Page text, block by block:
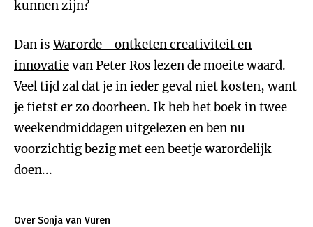
kunnen zijn?
Dan isWarorde - ontketen creativiteit en
innovatievan Peter Ros lezen de moeite waard.
Veel tijd zal dat je in ieder geval niet kosten, want
je fietst er zo doorheen. Ik heb het boek in twee
weekendmiddagen uitgelezen en ben nu
voorzichtig bezig met een beetje warordelijk
doen...
Over Sonja van Vuren